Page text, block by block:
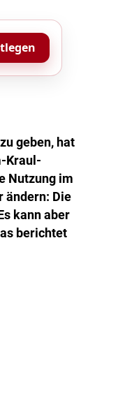
geben, hat
Kraul-
Nutzung im
ändern: Die
kann aber
berichtet